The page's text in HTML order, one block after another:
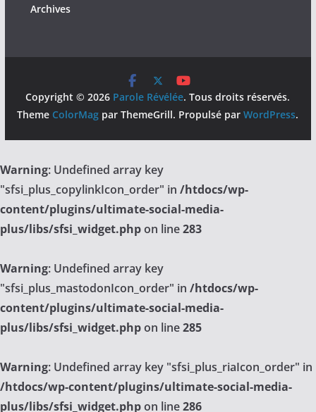
Archives
Copyright © 2026 Parole Révélée. Tous droits réservés.
Theme ColorMag par ThemeGrill. Propulsé parWordPress.
Warning: Undefined array key
"sfsi_plus_copylinkIcon_order" in /htdocs/wp-
content/plugins/ultimate-social-media-
plus/libs/sfsi_widget.phpon line283
Warning: Undefined array key
"sfsi_plus_mastodonIcon_order" in /htdocs/wp-
content/plugins/ultimate-social-media-
plus/libs/sfsi_widget.phpon line285
Warning: Undefined array key "sfsi_plus_riaIcon_order" in
/htdocs/wp-content/plugins/ultimate-social-media-
plus/libs/sfsi_widget.phpon line286